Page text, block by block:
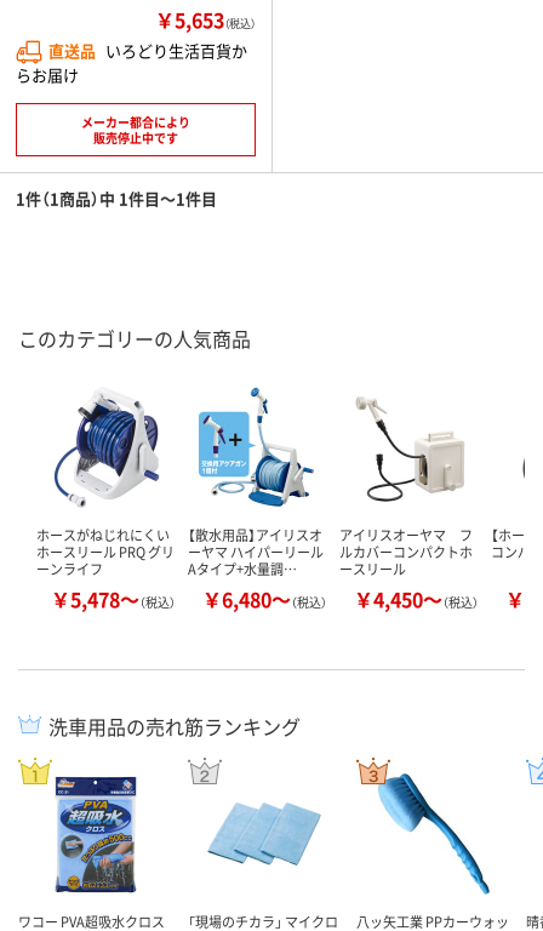
￥5,653（税込）
直送品 いろどり生活百貨か
らお届け
メーカー都合により
販売停止中です
1件（1商品）中 1件目～1件目
このカテゴリーの人気商品
ホースがねじれにくい
ホースリール PRQ グリ
ーンライフ
￥5,478～（税込）
【散水用品】アイリスオ
ーヤマ ハイパーリール
Aタイプ+水量調…
￥6,480～（税込）
アイリスオーヤマ フ
ルカバーコンパクトホ
ースリール
￥4,450～（税込）
【ホー
コンパ
￥
洗車用品の売れ筋ランキング
ワコー PVA超吸水クロス
「現場のチカラ」 マイクロ
八ッ矢工業 PPカーウォッ
晴